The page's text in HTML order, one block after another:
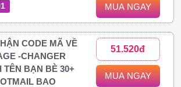
MUA NGAY
CODE MÃ VỀ
-CHANGER
TÊN BẠN BÈ 30+
BAO
51.520đ
MUA NGAY